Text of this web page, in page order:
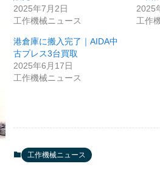
2025年7月2日
工作機械ニュース
2025
工作
港倉庫に搬入完了｜AIDA中
古プレス3台買取
2025年6月17日
工作機械ニュース
工作機械ニュース